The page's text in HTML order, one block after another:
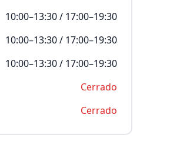
10:00–13:30 / 17:00–19:30
10:00–13:30 / 17:00–19:30
10:00–13:30 / 17:00–19:30
Cerrado
Cerrado